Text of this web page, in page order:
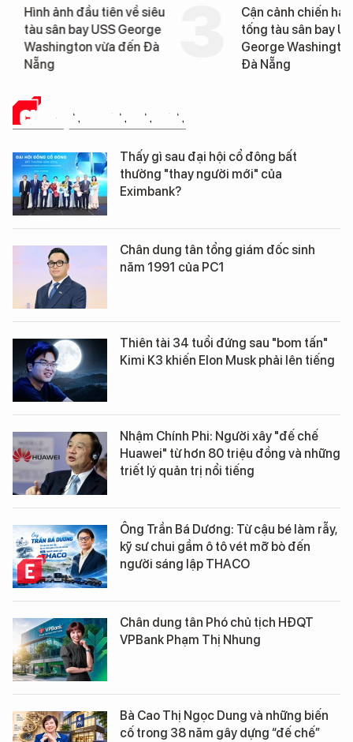
Hình ảnh đầu tiên về siêu
tàu sân bay USS George
Washington vừa đến Đà
Nẵng
Cận cảnh chiến hạm
tống tàu sân bay USS
George Washington
Đà Nẵng
CHUYỆN DOANH NHÂN
Thấy gì sau đại hội cổ đông bất
thường "thay người mới" của
Eximbank?
Chân dung tân tổng giám đốc sinh
năm 1991 của PC1
Thiên tài 34 tuổi đứng sau "bom tấn"
Kimi K3 khiến Elon Musk phải lên tiếng
Nhậm Chính Phi: Người xây "đế chế
Huawei" từ hơn 80 triệu đồng và những
triết lý quản trị nổi tiếng
Ông Trần Bá Dương: Từ cậu bé làm rẫy,
kỹ sư chui gầm ô tô vét mỡ bò đến
người sáng lập THACO
Chân dung tân Phó chủ tịch HĐQT
VPBank Phạm Thị Nhung
Bà Cao Thị Ngọc Dung và những biến
cố trong 38 năm gây dựng “đế chế”